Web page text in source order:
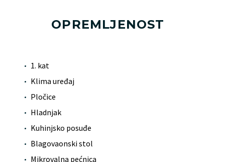
OPREMLJENOST
1. kat
Klima uređaj
Pločice
Hladnjak
Kuhinjsko posuđe
Blagovaonski stol
Mikrovalna pećnica